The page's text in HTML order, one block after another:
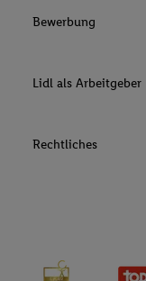
Bewerbung
Lidl als Arbeitgeber
Rechtliches